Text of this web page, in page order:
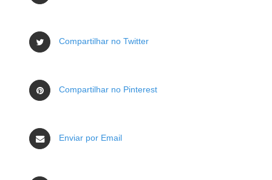
Compartilhar no Twitter
Compartilhar no Pinterest
Enviar por Email